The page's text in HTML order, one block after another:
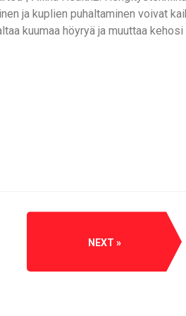
ja kuplien puhaltaminen voivat
kuumaa höyryä ja muuttaa
NEXT